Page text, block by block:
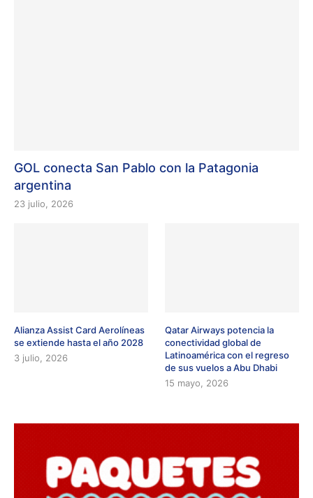
GOL conecta San Pablo con la Patagonia
argentina
23 julio, 2026
Alianza Assist Card Aerolíneas
se extiende hasta el año 2028
3 julio, 2026
Qatar Airways potencia la
conectividad global de
Latinoamérica con el regreso
de sus vuelos a Abu Dhabi
15 mayo, 2026